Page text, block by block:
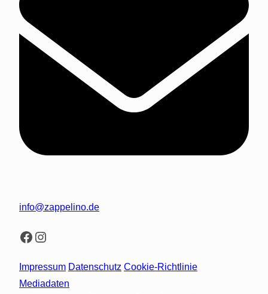
info@zappelino.de
Facebook
Instagram
Impressum Datenschutz Cookie-Richtlinie
Mediadaten